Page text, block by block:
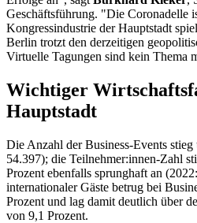
Geschäftsführung. "Die Coronadelle
Kongressindustrie der Hauptstadt
Berlin trotzt den derzeitigen
Virtuelle Tagungen sind kein Thema
Wichtiger
Hauptstadt
Die Anzahl der Business-Events
54.397); die Teilnehmer:innen-Zahl
Prozent ebenfalls sprunghaft an
internationaler Gäste betrug bei
Prozent und lag damit deutlich über
von 9,1 Prozent.